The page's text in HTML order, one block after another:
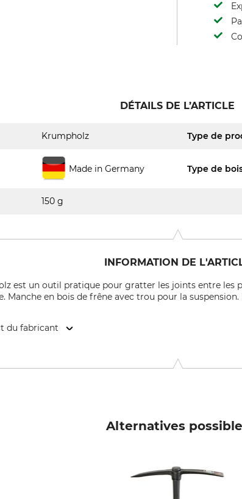
DÉTAILS DE L’ARTICLE
Krumpholz Type de
Made in Germany Type de
150 g
INFORMATION DE
est un outil pratique pour gratter les joints entre les
Manche en bois de frêne avec trou pour la suspension.
du fabricant
Alternatives